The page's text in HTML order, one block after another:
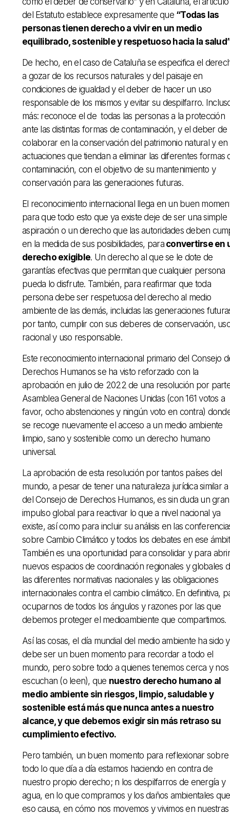
del Estatuto establece expresamente que “Todas las
personas tienen derecho a vivir en un medio
equilibrado, sostenible y respetuoso hacia la
De hecho, en el caso de Cataluña se especifica el
a gozar de los recursos naturales y del paisaje en
condiciones de igualdad y el deber de hacer un uso
responsable de los mismos y evitar su despilfarro.
más: reconoce el de todas las personas a la protección
ante las distintas formas de contaminación, y el deber de
colaborar en la conservación del patrimonio natural y en
actuaciones que tiendan a eliminar las diferentes formas
contaminación, con el objetivo de su mantenimiento y
conservación para las generaciones futuras.
El reconocimiento internacional llega en un buen
para que todo esto que ya existe deje de ser una simple
aspiración o un derecho que las autoridades deben
en la medida de sus posibilidades, paraconvertirse en
derecho exigible. Un derecho al que se le dote de
garantías efectivas que permitan que cualquier persona
pueda lo disfrute. También, para reafirmar que toda
persona debe ser respetuosa del derecho al medio
ambiente de las demás, incluidas las generaciones
por tanto, cumplir con sus deberes de conservación,
racional y uso responsable.
Este reconocimiento internacional primario del Consejo
Derechos Humanos se ha visto reforzado con la
aprobación en julio de 2022 de una resolución por
Asamblea General de Naciones Unidas (con 161 votos a
favor, ocho abstenciones y ningún voto en contra)
se recoge nuevamente el acceso a un medio ambiente
limpio, sano y sostenible como un derecho humano
universal.
La aprobación de esta resolución por tantos países del
mundo, a pesar de tener una naturaleza jurídica similar a
del Consejo de Derechos Humanos, es sin duda un gran
impulso global para reactivar lo que a nivel nacional ya
existe, así como para incluir su análisis en las
sobre Cambio Climático y todos los debates en ese
También es una oportunidad para consolidar y para abrir
nuevos espacios de coordinación regionales y globales
las diferentes normativas nacionales y las obligaciones
internacionales contra el cambio climático. En definitiva,
ocuparnos de todos los ángulos y razones por las que
debemos proteger el medioambiente que compartimos.
Así las cosas, el día mundial del medio ambiente ha sido y
debe ser un buen momento para recordar a todo el
mundo, pero sobre todo a quienes tenemos cerca y nos
escuchan (o leen), que nuestro derecho humano al
medio ambiente sin riesgos, limpio, saludable y
sostenible está más que nunca antes a nuestro
alcance, y que debemos exigir sin más retraso su
cumplimiento efectivo.
Pero también, un buen momento para reflexionar sobre
todo lo que día a día estamos haciendo en contra de
nuestro propio derecho; n los despilfarros de energía y
agua, en lo que compramos y los daños ambientales que
eso causa, en cómo nos movemos y vivimos en nuestras